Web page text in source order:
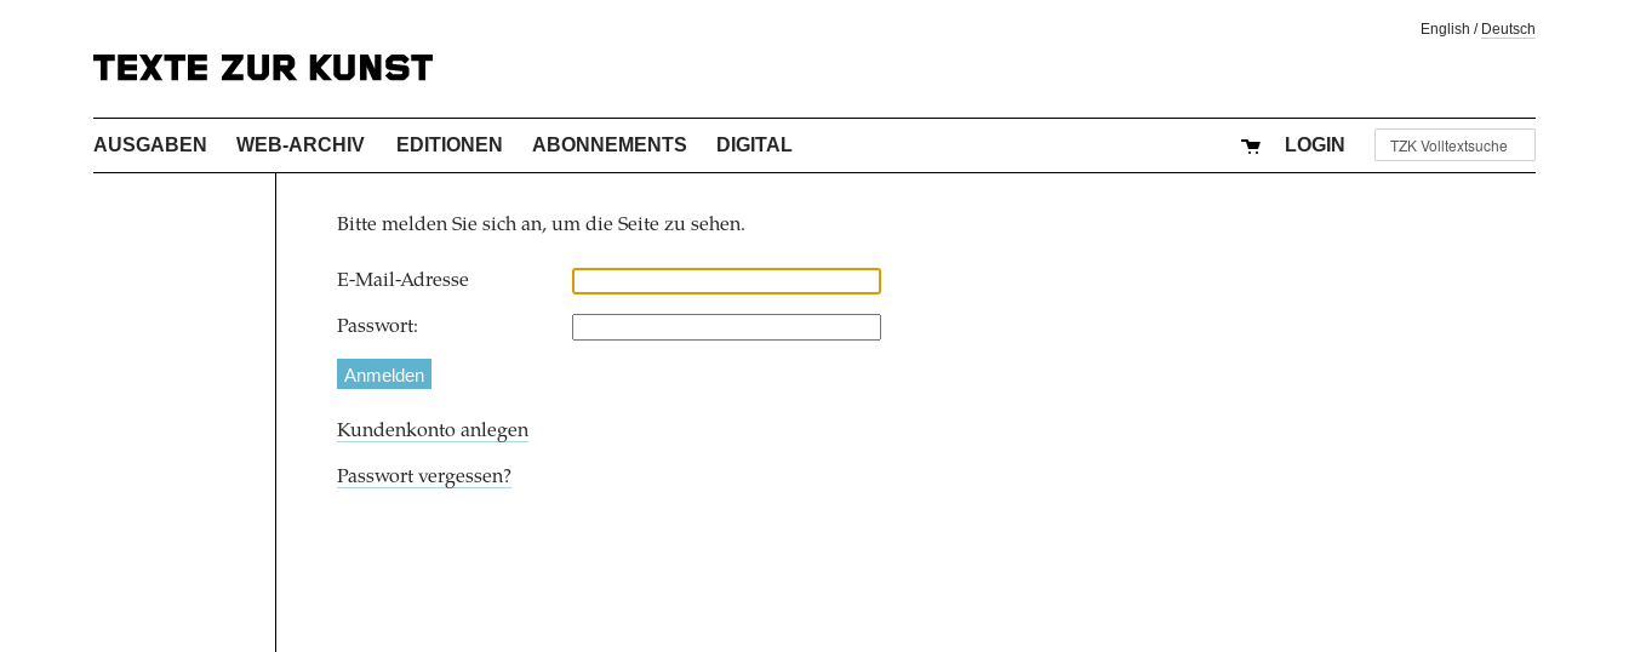
English / Deutsch
AUSGABEN WEB-ARCHIV EDITIONEN ABONNEMENTS DIGITAL LOGIN
Bitte melden Sie sich an, um die Seite zu sehen.
E-Mail-Adresse
Passwort:
Kundenkonto anlegen
Passwort vergessen?